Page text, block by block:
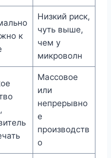
к
Низкий риск,
чуть выше,
чем у
микроволн
Массовое
или
непрерывно
е
производств
о